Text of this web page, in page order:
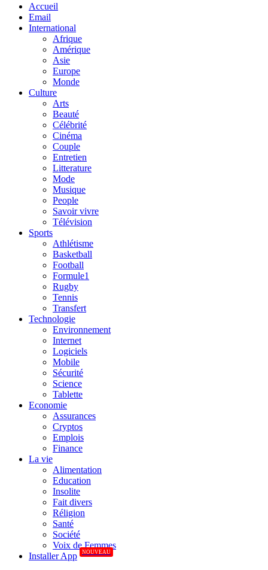
Accueil
Email
International
Afrique
Amérique
Asie
Europe
Monde
Culture
Arts
Beauté
Célébrité
Cinéma
Couple
Entretien
Litterature
Mode
Musique
People
Savoir vivre
Télévision
Sports
Athlétisme
Basketball
Football
Formule1
Rugby
Tennis
Transfert
Technologie
Environnement
Internet
Logiciels
Mobile
Sécurité
Science
Tablette
Economie
Assurances
Cryptos
Emplois
Finance
La vie
Alimentation
Education
Insolite
Fait divers
Réligion
Santé
Société
Voix de Femmes
Installer App
NOUVEAU